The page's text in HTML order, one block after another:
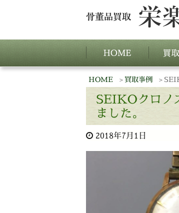
HOME 買取事例
SEIKOクロノ
ました。
2018年7月1日